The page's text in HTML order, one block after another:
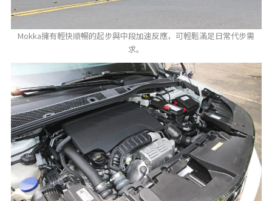
Mokka擁有輕快順暢的起步與中段加速反應，可輕鬆滿足日常代步需
求。